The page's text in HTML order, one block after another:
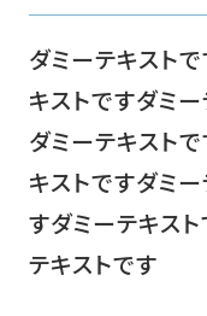
ダミーテキスト
キストですダミ
ダミーテキスト
キストですダミ
すダミーテキス
テキストです